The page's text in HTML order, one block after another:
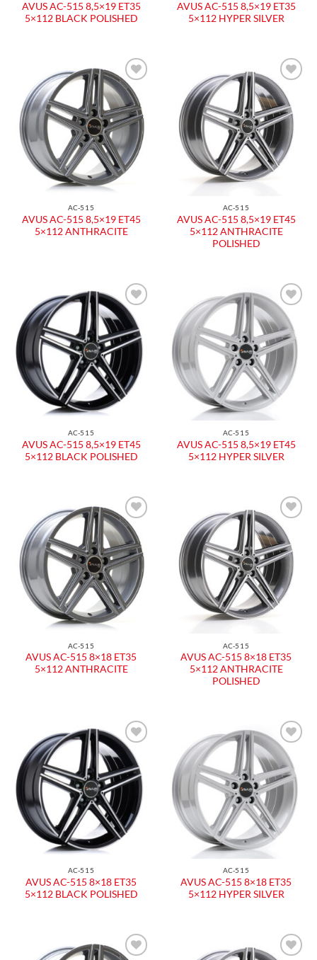
AVUS AC-515 8,5×19 ET35
5×112 BLACK POLISHED
AVUS AC-515 8,5×19 ET35
5×112 HYPER SILVER
Aggiungi
alla lista
dei
desideri
AC-515
AVUS AC-515 8,5×19 ET45
5×112 ANTHRACITE
Aggiungi
alla lista
dei
desideri
AC-515
AVUS AC-515 8,5×19 ET45
5×112 ANTHRACITE
POLISHED
Aggiungi
alla lista
dei
desideri
AC-515
AVUS AC-515 8,5×19 ET45
5×112 BLACK POLISHED
Aggiungi
alla lista
dei
desideri
AC-515
AVUS AC-515 8,5×19 ET45
5×112 HYPER SILVER
Aggiungi
alla lista
dei
desideri
AC-515
AVUS AC-515 8×18 ET35
5×112 ANTHRACITE
Aggiungi
alla lista
dei
desideri
AC-515
AVUS AC-515 8×18 ET35
5×112 ANTHRACITE
POLISHED
Aggiungi
alla lista
dei
desideri
AC-515
AVUS AC-515 8×18 ET35
5×112 BLACK POLISHED
Aggiungi
alla lista
dei
desideri
AC-515
AVUS AC-515 8×18 ET35
5×112 HYPER SILVER